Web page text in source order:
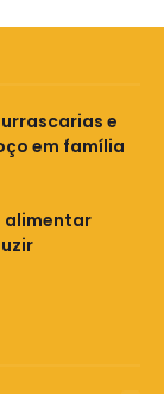
e
em família
alimentar